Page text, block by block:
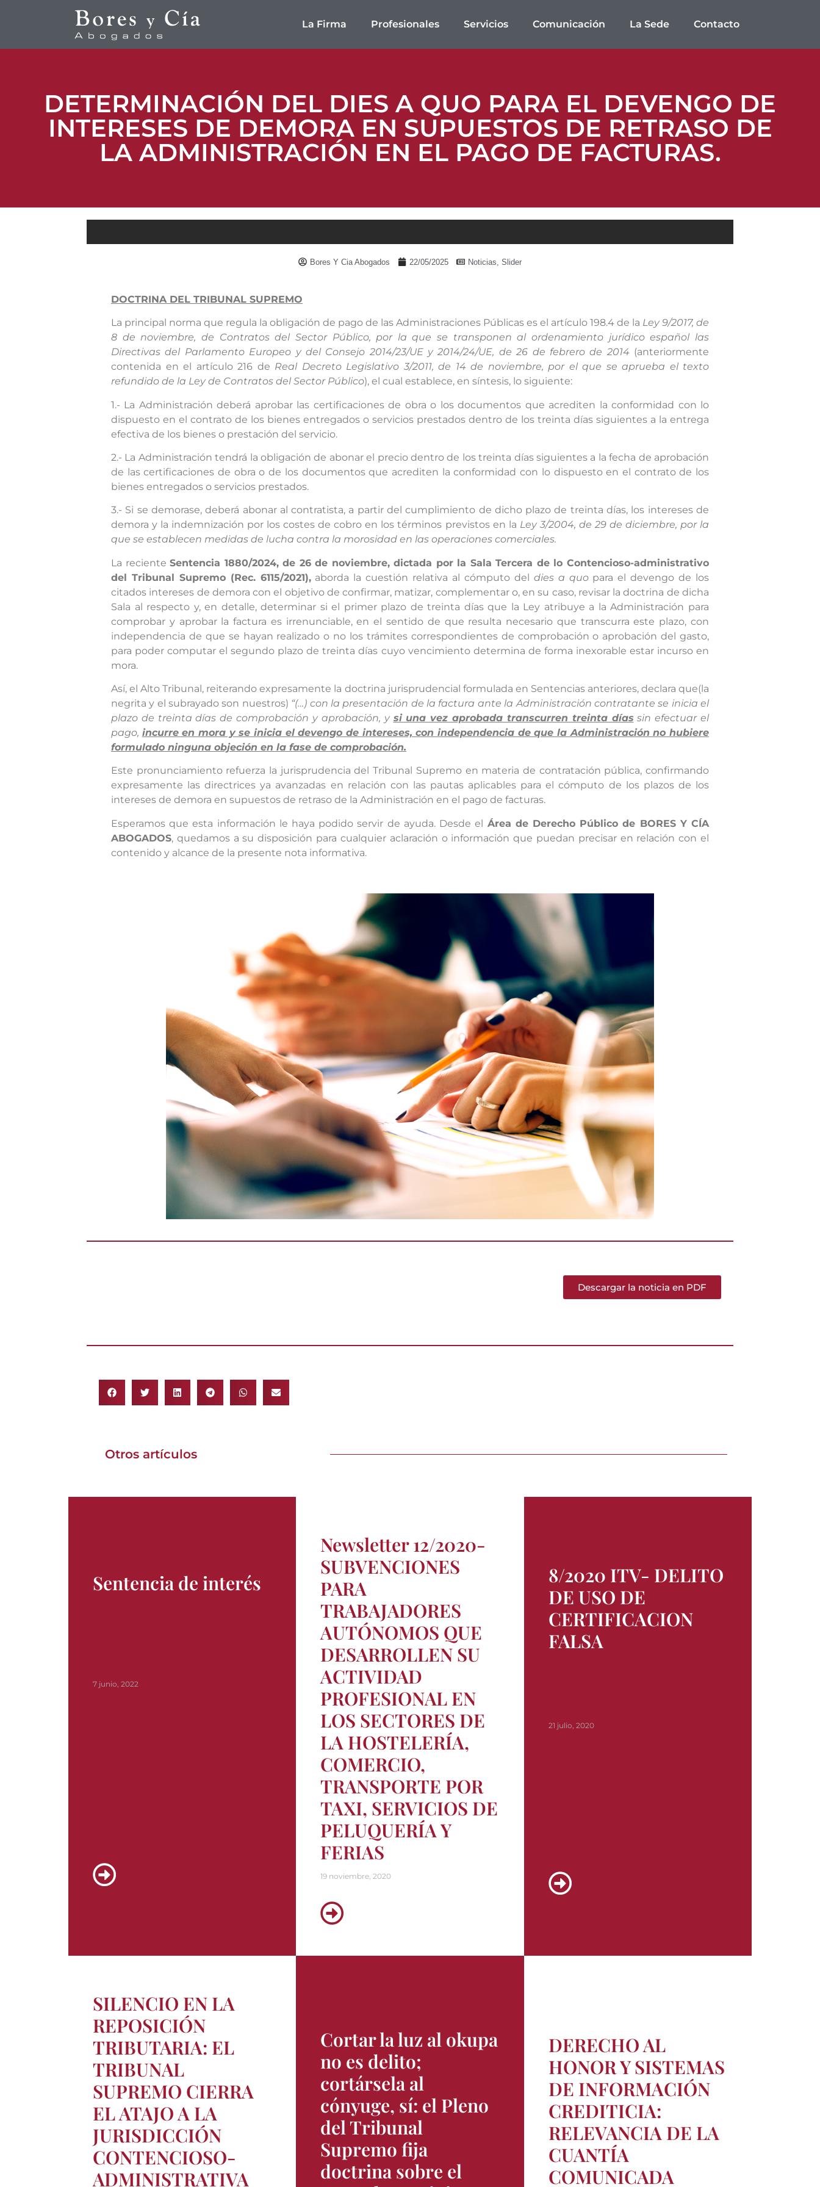
La Firma Profesionales Servicios Comunicación La Sede Contacto
DETERMINACIÓN DEL DIES A QUO PARA EL DEVENGO DE
INTERESES DE DEMORA EN SUPUESTOS DE RETRASO DE
LA ADMINISTRACIÓN EN EL PAGO DE FACTURAS.
Bores Y Cia Abogados 22/05/2025 Noticias Slider
DOCTRINA DEL TRIBUNAL SUPREMO
La principal norma que regula la obligación de pago de las Administraciones Públicas es el artículo 198.4 de la Ley 9/2017, de
8 de noviembre, de Contratos del Sector Público, por la que se transponen al ordenamiento jurídico español las
Directivas del Parlamento Europeo y del Consejo 2014/23/UE y 2014/24/UE, de 26 de febrero de 2014(anteriormente
contenida en el artículo 216 de Real Decreto Legislativo 3/2011, de 14 de noviembre, por el que se aprueba el texto
refundido de la Ley de Contratos del Sector Público), el cual establece, en síntesis, lo siguiente:
1.- La Administración deberá aprobar las certificaciones de obra o los documentos que acrediten la conformidad con lo
dispuesto en el contrato de los bienes entregados o servicios prestados dentro de los treinta días siguientes a la entrega
efectiva de los bienes o prestación del servicio.
2.- La Administración tendrá la obligación de abonar el precio dentro de los treinta días siguientes a la fecha de aprobación
de las certificaciones de obra o de los documentos que acrediten la conformidad con lo dispuesto en el contrato de los
bienes entregados o servicios prestados.
3.- Si se demorase, deberá abonar al contratista, a partir del cumplimiento de dicho plazo de treinta días, los intereses de
demora y la indemnización por los costes de cobro en los términos previstos en la Ley 3/2004, de 29 de diciembre, por la
que se establecen medidas de lucha contra la morosidad en las operaciones comerciales.
La recienteSentencia 1880/2024, de 26 de noviembre, dictada por la Sala Tercera de lo Contencioso-administrativo
del Tribunal Supremo (Rec. 6115/2021),aborda la cuestión relativa al cómputo del dies a quopara el devengo de los
citados intereses de demora con el objetivo de confirmar, matizar, complementar o, en su caso, revisar la doctrina de dicha
Sala al respecto y, en detalle, determinar si el primer plazo de treinta días que la Ley atribuye a la Administración para
comprobar y aprobar la factura es irrenunciable, en el sentido de que resulta necesario que transcurra este plazo, con
independencia de que se hayan realizado o no los trámites correspondientes de comprobación o aprobación del gasto,
para poder computar el segundo plazo de treinta días cuyo vencimiento determina de forma inexorable estar incurso en
mora.
Así, el Alto Tribunal, reiterando expresamente la doctrina jurisprudencial formulada en Sentencias anteriores, declara que(la
negrita y el subrayado son nuestros) “(…) con la presentación de la factura ante la Administración contratante se inicia el
plazo de treinta días de comprobación y aprobación, y si una vez aprobada transcurren treinta días sin efectuar el
pago, incurre en mora y se inicia el devengo de intereses, con independencia de que la Administración no hubiere
formulado ninguna objeción en la fase de comprobación.
Este pronunciamiento refuerza la jurisprudencia del Tribunal Supremo en materia de contratación pública, confirmando
expresamente las directrices ya avanzadas en relación con las pautas aplicables para el cómputo de los plazos de los
intereses de demora en supuestos de retraso de la Administración en el pago de facturas.
Esperamos que esta información le haya podido servir de ayuda. Desde el Área de Derecho Público de BORES Y CÍA
ABOGADOS, quedamos a su disposición para cualquier aclaración o información que puedan precisar en relación con el
contenido y alcance de la presente nota informativa.
Descargar la noticia en PDF
Otros artículos
Sentencia de interés
7 junio, 2022
Newsletter 12/2020-
SUBVENCIONES
PARA
TRABAJADORES
AUTÓNOMOS QUE
DESARROLLEN SU
ACTIVIDAD
PROFESIONAL EN
LOS SECTORES DE
LA HOSTELERÍA,
COMERCIO,
TRANSPORTE POR
TAXI, SERVICIOS DE
PELUQUERÍA Y
FERIAS
19 noviembre, 2020
8/2020 ITV- DELITO
DE USO DE
CERTIFICACION
FALSA
21 julio, 2020
SILENCIO EN LA
REPOSICIÓN
TRIBUTARIA: EL
TRIBUNAL
SUPREMO CIERRA
EL ATAJO A LA
JURISDICCIÓN
CONTENCIOSO-
ADMINISTRATIVA
Cortar la luz al okupa
no es delito;
cortársela al
cónyuge, sí: el Pleno
del Tribunal
Supremo fija
doctrina sobre el
DERECHO AL
HONOR Y SISTEMAS
DE INFORMACIÓN
CREDITICIA:
RELEVANCIA DE LA
CUANTÍA
COMUNICADA